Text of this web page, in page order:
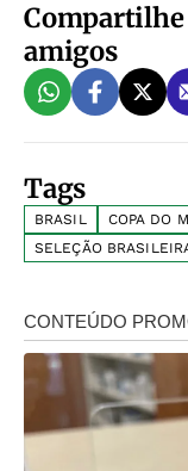
Compartilhe
amigos
Tags
BRASIL COPA DO
SELEÇÃO